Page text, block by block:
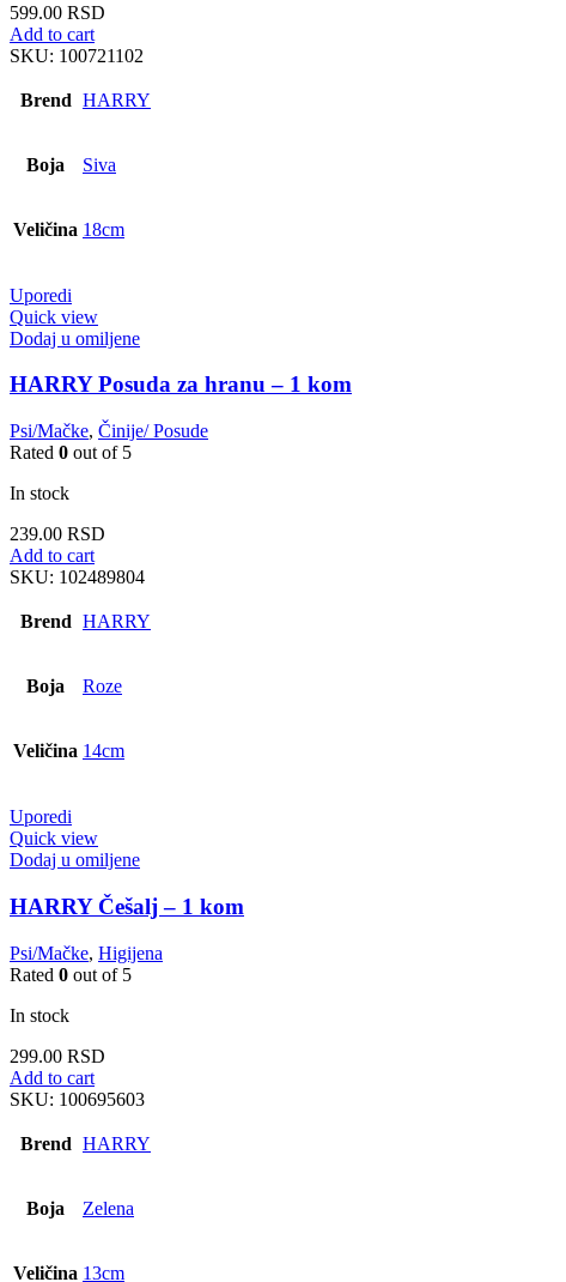
599.00 RSD
Add to cart
SKU: 100721102
Brend HARRY
Boja Siva
Veličina 18cm
Uporedi
Quick view
Dodaj u omiljene
HARRY Posuda za hranu – 1 kom
Psi/Mačke, Činije/ Posude
Rated 0 out of 5
In stock
239.00 RSD
Add to cart
SKU: 102489804
Brend HARRY
Boja Roze
Veličina 14cm
Uporedi
Quick view
Dodaj u omiljene
HARRY Češalj – 1 kom
Psi/Mačke, Higijena
Rated 0 out of 5
In stock
299.00 RSD
Add to cart
SKU: 100695603
Brend HARRY
Boja Zelena
Veličina 13cm